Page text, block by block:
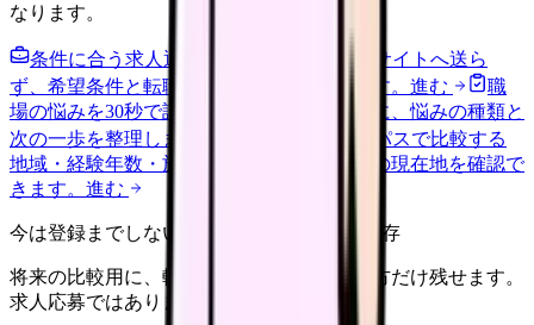
なります。
条件に合う求人通知を受け取る
外部転職サイトへ送ら
ず、希望条件と転職時期を自社で預かります。 進む
職
場の悩みを30秒で診断
辞めるべきか迷う前に、悩みの種類と
次の一歩を整理します。
給料コンパスで比較する
地域・経験年数・施設形態から、今の給料の現在地を確認で
きます。 進む
今は登録までしない人向け: 希望条件だけ保存
将来の比較用に、転職時期と気になる働き方だけ残せます。
求人応募ではありません。